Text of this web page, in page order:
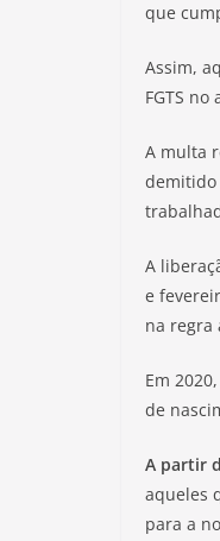
que
Assim,
FGTS
A multa
demitido
A
e
na regra
Em
de
A partir
aqueles
para a